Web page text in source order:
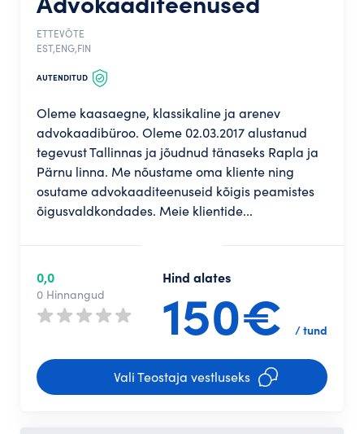
ETTEVÕTE
EST,ENG,FIN
AUTENDITUD
Oleme kaasaegne, klassikaline ja arenev
advokaadibüroo. Oleme 02.03.2017 alustanud
tegevust Tallinnas ja jõudnud tänaseks Rapla ja
Pärnu linna. Me nõustame oma kliente ning
osutame advokaaditeenuseid kõigis peamistes
õigusvaldkondades. Meie klientide...
Vali Teostaja vestluseks
Hind alates
150€ / tund
0,0
0 Hinnangud